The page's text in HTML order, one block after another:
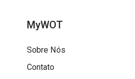
MyWOT
Sobre Nós
Contato